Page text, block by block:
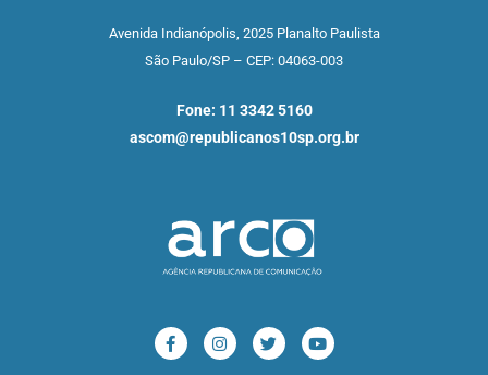
Avenida Indianópolis, 2025 Planalto Paulista
São Paulo/SP – CEP: 04063-003
Fone: 11 3342 5160
ascom@republicanos10sp.org.br